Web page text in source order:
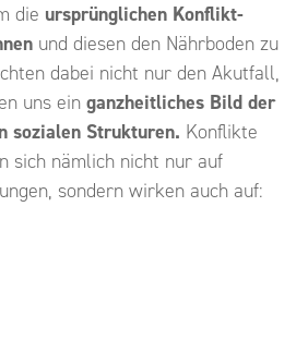
die ursprünglichen Konflikt-
und diesen den Nährboden zu
dabei nicht nur den Akutfall,
uns ein ganzheitliches Bild der
sozialen Strukturen. Konflikte
sich nämlich nicht nur auf
sondern wirken auch auf: